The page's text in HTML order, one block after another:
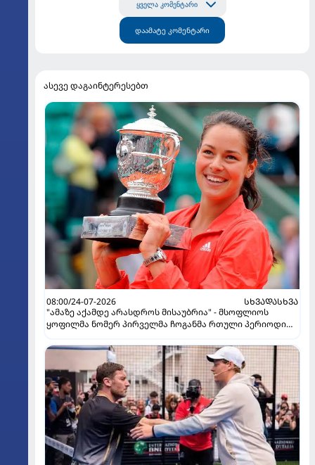
ყველა კომენტარი
დაამატე კომენტარი
ასევე დაგაინტერესებთ
08:00/24-07-2026
ᲡᲮᲕᲐᲓᲐᲡᲮᲕᲐ
"ამაზე აქამდე არასდროს მისაუბრია" - მსოფლიოს
ყოფილმა ნომერ პირველმა ჩოგანმა რთული პერიოდი